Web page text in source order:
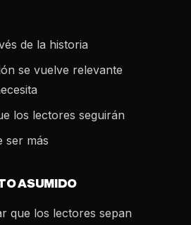
de la historia
se vuelve relevante
los lectores seguirán
ser más
ASUMIDO
que los lectores sepan